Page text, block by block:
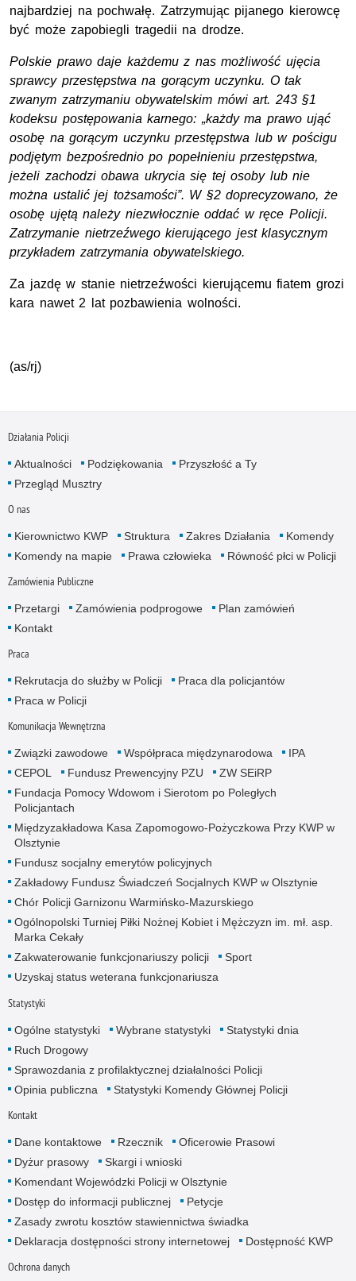
najbardziej na pochwałę. Zatrzymując pijanego kierowcę
być może zapobiegli tragedii na drodze.
Polskie prawo daje każdemu z nas możliwość ujęcia
sprawcy przestępstwa na gorącym uczynku. O tak
zwanym zatrzymaniu obywatelskim mówi art. 243 §1
kodeksu postępowania karnego: „każdy ma prawo ująć
osobę na gorącym uczynku przestępstwa lub w pościgu
podjętym bezpośrednio po popełnieniu przestępstwa,
jeżeli zachodzi obawa ukrycia się tej osoby lub nie
można ustalić jej tożsamości”. W §2 doprecyzowano, że
osobę ujętą należy niezwłocznie oddać w ręce Policji.
Zatrzymanie nietrzeźwego kierującego jest klasycznym
przykładem zatrzymania obywatelskiego.
Za jazdę w stanie nietrzeźwości kierującemu fiatem grozi
kara nawet 2 lat pozbawienia wolności.
(as/rj)
Działania Policji
Aktualności Podziękowania
Przyszłość a Ty
Przegląd Musztry
O nas
Kierownictwo KWP Struktura Zakres Działania
Komendy
Komendy na mapie
Prawa człowieka Równość płci w Policji
Zamówienia Publiczne
Przetargi Zamówienia podprogowe
Plan zamówień
Kontakt
Praca
Rekrutacja do służby w Policji
Praca dla policjantów
Praca w Policji
Komunikacja Wewnętrzna
Związki zawodowe Współpraca międzynarodowa
IPA
CEPOL
Fundusz Prewencyjny PZU
ZW SEiRP
Fundacja Pomocy Wdowom i Sierotom po Poległych
Policjantach
Międzyzakładowa Kasa Zapomogowo-Pożyczkowa Przy KWP w
Olsztynie
Fundusz socjalny emerytów policyjnych
Zakładowy Fundusz Świadczeń Socjalnych KWP w Olsztynie
Chór Policji Garnizonu Warmińsko-Mazurskiego
Ogólnopolski Turniej Piłki Nożnej Kobiet i Mężczyzn im. mł. asp.
Marka Cekały
Zakwaterowanie funkcjonariuszy policji
Sport
Uzyskaj status weterana funkcjonariusza
Statystyki
Ogólne statystyki Wybrane statystyki
Statystyki dnia
Ruch Drogowy
Sprawozdania z profilaktycznej działalności Policji
Opinia publiczna
Statystyki Komendy Głównej Policji
Kontakt
Dane kontaktowe Rzecznik
Oficerowie Prasowi
Dyżur prasowy
Skargi i wnioski
Komendant Wojewódzki Policji w Olsztynie
Dostęp do informacji publicznej
Petycje
Zasady zwrotu kosztów stawiennictwa świadka
Deklaracja dostępności strony internetowej
Dostępność KWP
Ochrona danych